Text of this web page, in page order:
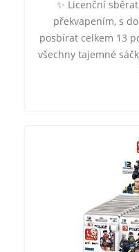
✨ Licenční
překvapením, s
posbírat celkem 13
všechny tajemné